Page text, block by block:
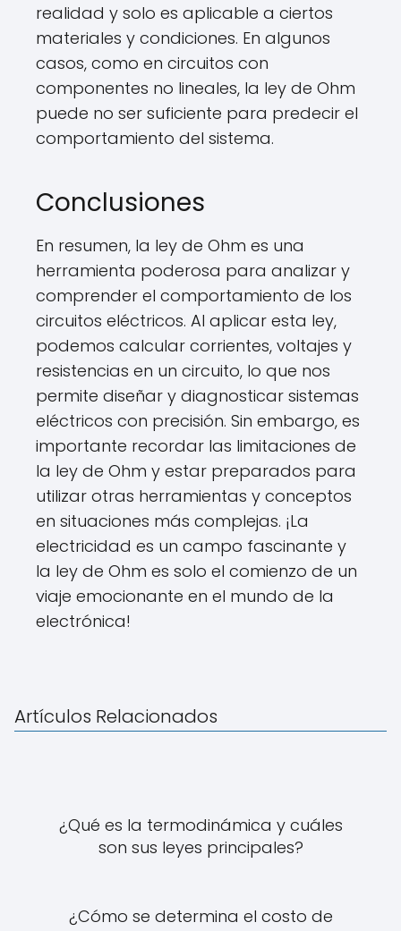
realidad y solo es aplicable a ciertos
materiales y condiciones. En algunos
casos, como en circuitos con
componentes no lineales, la ley de Ohm
puede no ser suficiente para predecir el
comportamiento del sistema.
Conclusiones
En resumen, la ley de Ohm es una
herramienta poderosa para analizar y
comprender el comportamiento de los
circuitos eléctricos. Al aplicar esta ley,
podemos calcular corrientes, voltajes y
resistencias en un circuito, lo que nos
permite diseñar y diagnosticar sistemas
eléctricos con precisión. Sin embargo, es
importante recordar las limitaciones de
la ley de Ohm y estar preparados para
utilizar otras herramientas y conceptos
en situaciones más complejas. ¡La
electricidad es un campo fascinante y
la ley de Ohm es solo el comienzo de un
viaje emocionante en el mundo de la
electrónica!
Artículos Relacionados
¿Qué es la termodinámica y cuáles
son sus leyes principales?
¿Cómo se determina el costo de